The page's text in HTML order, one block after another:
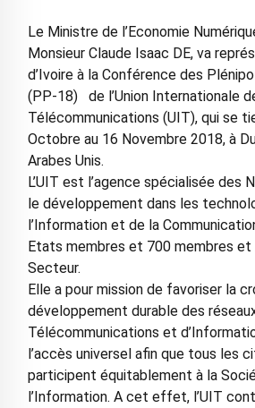
Le Ministre de l’Economie
Monsieur Claude Isaac DE, va
d’Ivoire à la Conférence des
(PP-18) de l’Union Internationale
Télécommunications (UIT), qui se
Octobre au 16 Novembre 2018, à
Arabes Unis.
L’UIT est l’agence spécialisée des
le développement dans les
l’Information et de la
Etats membres et 700 membres et
Secteur.
Elle a pour mission de favoriser la
développement durable des
Télécommunications et
l’accès universel afin que tous les
participent équitablement à la
l’Information. A cet effet, l’UIT